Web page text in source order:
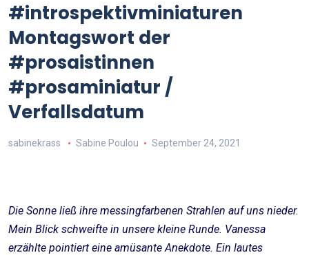
#introspektivminiaturen
Montagswort der
#prosaistinnen
#prosaminiatur /
Verfallsdatum
sabinekrass Sabine Poulou September 24, 2021
Die Sonne ließ ihre messingfarbenen Strahlen auf uns nieder.
Mein Blick schweifte in unsere kleine Runde. Vanessa
erzählte pointiert eine amüsante Anekdote. Ein lautes